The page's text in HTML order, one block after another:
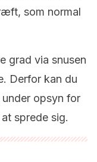
som normal
grad via snusen
Derfor kan du
opsyn for
sprede sig.